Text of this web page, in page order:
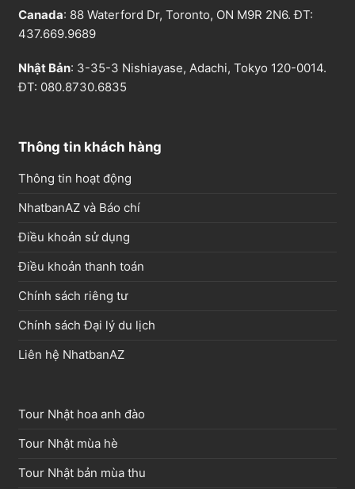
Canada: 88 Waterford Dr, Toronto, ON M9R 2N6. ĐT:
437.669.9689
Nhật Bản: 3-35-3 Nishiayase, Adachi, Tokyo 120-0014.
ĐT: 080.8730.6835
Thông tin khách hàng
Thông tin hoạt động
NhatbanAZ và Báo chí
Điều khoản sử dụng
Điều khoản thanh toán
Chính sách riêng tư
Chính sách Đại lý du lịch
Liên hệ NhatbanAZ
Tour Nhật hoa anh đào
Tour Nhật mùa hè
Tour Nhật bản mùa thu